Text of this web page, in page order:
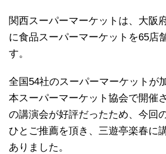
関西スーパーマーケットは、大阪
に食品スーパーマーケットを65店
す。
全国54社のスーパーマーケットが
本スーパーマーケット協会で開催
の講演会が好評だったため、今回
ひとご推薦を頂き、三遊亭楽春に
ありました。